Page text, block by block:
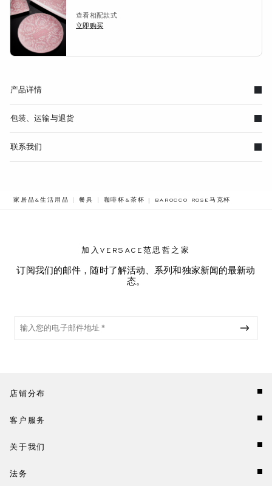
查看相配款式
立即购买
产品详情
包装、运输与退货
联系我们
家居品&生活用品 餐具 咖啡杯&茶杯 BAROCCO ROSE马克杯
加入VERSACE范思哲之家
订阅我们的邮件，随时了解活动、系列和独家新闻的最新动
态。
店铺分布
客户服务
关于我们
法务